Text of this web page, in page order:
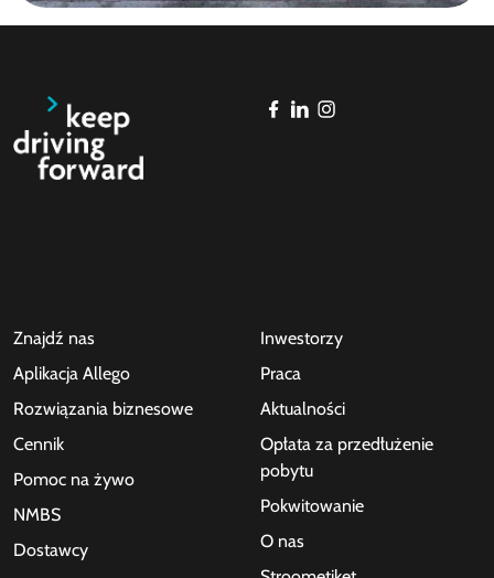
Znajdź nas
Aplikacja Allego
Rozwiązania biznesowe
Cennik
Pomoc na żywo
NMBS
Dostawcy
Inwestorzy
Praca
Aktualności
Opłata za przedłużenie
pobytu
Pokwitowanie
O nas